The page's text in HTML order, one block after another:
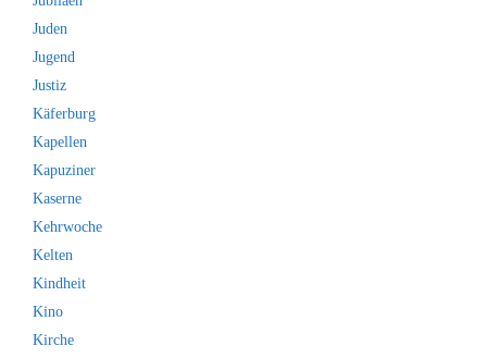
Juden
Jugend
Justiz
Käferburg
Kapellen
Kapuziner
Kaserne
Kehrwoche
Kelten
Kindheit
Kino
Kirche